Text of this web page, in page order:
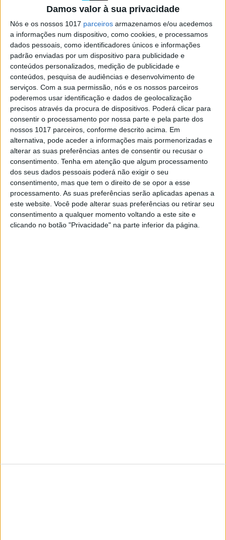
Damos valor à sua privacidade
Nós e os nossos 1017 parceiros armazenamos e/ou acedemos
a informações num dispositivo, como cookies, e processamos
dados pessoais, como identificadores únicos e informações
padrão enviadas por um dispositivo para publicidade e
conteúdos personalizados, medição de publicidade e
conteúdos, pesquisa de audiências e desenvolvimento de
serviços. Com a sua permissão, nós e os nossos parceiros
poderemos usar identificação e dados de geolocalização
precisos através da procura de dispositivos. Poderá clicar para
consentir o processamento por nossa parte e pela parte dos
nossos 1017 parceiros, conforme descrito acima. Em
alternativa, pode aceder a informações mais pormenorizadas e
alterar as suas preferências antes de consentir ou recusar o
consentimento. Tenha em atenção que algum processamento
dos seus dados pessoais poderá não exigir o seu
consentimento, mas que tem o direito de se opor a esse
processamento. As suas preferências serão aplicadas apenas a
este website. Você pode alterar suas preferências ou retirar seu
consentimento a qualquer momento voltando a este site e
clicando no botão "Privacidade" na parte inferior da página.
VISÃO VERDE
A pesca pode alimentar mais 72
milhões de pessoas – se deixarmos o
mar recuperar
A sobrepesca está a fazer-nos desperdiçar peixe,
diz ONG. Se começarmos a gerir bem os recursos
marinhos, daqui a dez anos o mundo pode
capturar mais 16 milhões de toneladas de peixe e
marisco. E em Portugal, que peixe devemos
comer ou evitar, em nome da sustentabilidade?
Exame Informática
Visão Visão Se7e